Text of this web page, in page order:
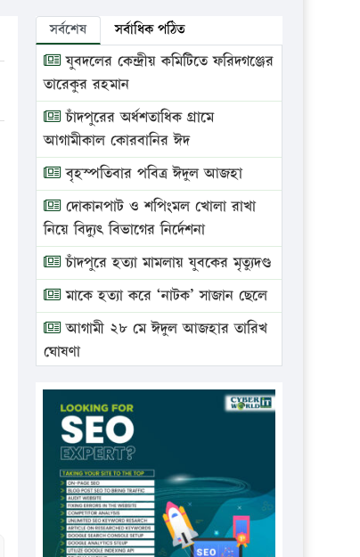
সর্বশেষ সর্বাধিক পঠিত
যুবদলের কেন্দ্রীয় কমিটিতে ফরিদগঞ্জের
তারেকুর রহমান
চাঁদপুরের অর্ধশতাধিক গ্রামে
আগামীকাল কোরবানির ঈদ
বৃহস্পতিবার পবিত্র ঈদুল আজহা
দোকানপাট ও শপিংমল খোলা রাখা
নিয়ে বিদ্যুৎ বিভাগের নির্দেশনা
চাঁদপুরে হত্যা মামলায় যুবকের মৃত্যুদণ্ড
মাকে হত্যা করে ‘নাটক’ সাজান ছেলে
আগামী ২৮ মে ঈদুল আজহার তারিখ
ঘোষণা
ভ্রাম্যমাণ আদালতে দুইটি প্রতিষ্ঠানকে
প্রতিষ্ঠানকে ৪০হাজার টাকা জরিমানা।
এবার লঞ্চের ভাড়া বাড়ল
১৭ থেকে ২১ শতাংশ বিদ্যুতের দাম
বাড়ানোর প্রস্তাব পিডিবির
১৬ মে চাঁদপুর ও ২৫ মে ফেনী সফরে